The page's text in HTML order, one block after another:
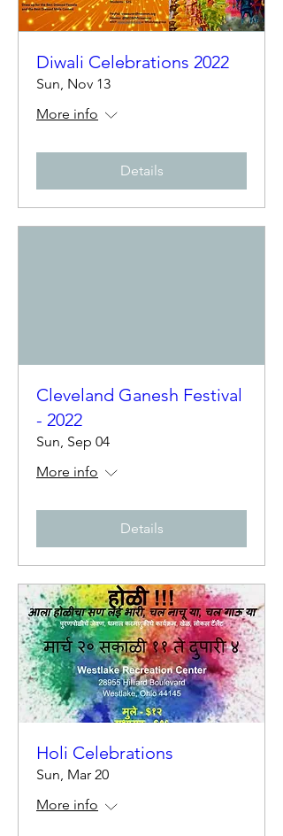
Diwali Celebrations 2022
Sun, Nov 13
More info
Details
Cleveland Ganesh Festival
- 2022
Sun, Sep 04
More info
Details
Holi Celebrations
Sun, Mar 20
More info